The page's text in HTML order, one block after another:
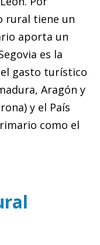
rural tiene un
aporta un
es la
gasto turístico
Aragón y
y el País
como el